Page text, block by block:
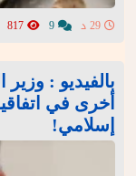
بالفيديو :
أخرى في
إسلامي!